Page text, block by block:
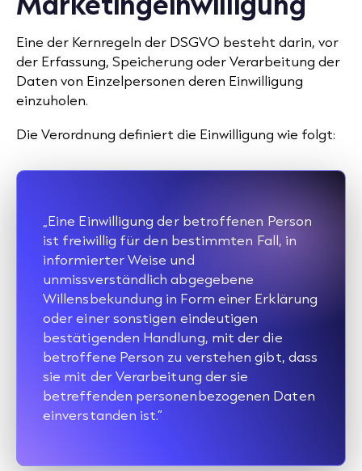
Eine der Kernregeln der DSGVO besteht darin, vor
der Erfassung, Speicherung oder Verarbeitung der
Daten von Einzelpersonen deren Einwilligung
einzuholen.
Die Verordnung definiert die Einwilligung wie folgt:
„Eine Einwilligung der betroffenen Person
ist freiwillig für den bestimmten Fall, in
informierter Weise und
unmissverständlich abgegebene
Willensbekundung in Form einer Erklärung
oder einer sonstigen eindeutigen
bestätigenden Handlung, mit der die
betroffene Person zu verstehen gibt, dass
sie mit der Verarbeitung der sie
betreffenden personenbezogenen Daten
einverstanden ist.“